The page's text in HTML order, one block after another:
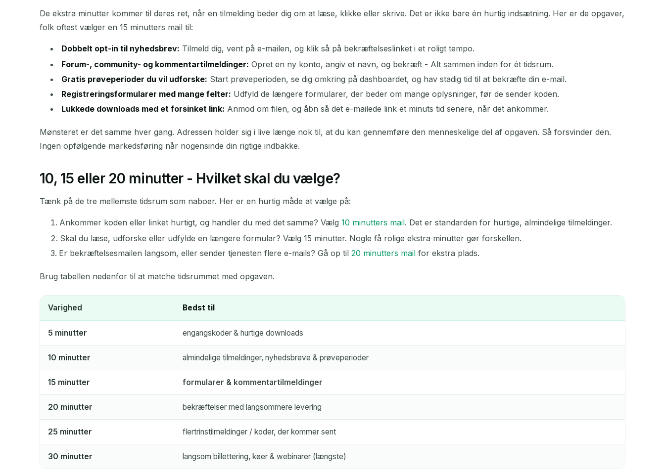
De ekstra minutter kommer til deres ret, når en tilmelding beder dig om at læse, klikke eller skrive. Det er ikke bare én hurtig indsætning. Her er de opgaver,
folk oftest vælger en 15 minutters mail til:
Dobbelt opt-in til nyhedsbrev: Tilmeld dig, vent på e-mailen, og klik så på bekræftelseslinket i et roligt tempo.
Forum-, community- og kommentartilmeldinger: Opret en ny konto, angiv et navn, og bekræft - Alt sammen inden for ét tidsrum.
Gratis prøveperioder du vil udforske: Start prøveperioden, se dig omkring på dashboardet, og hav stadig tid til at bekræfte din e-mail.
Registreringsformularer med mange felter: Udfyld de længere formularer, der beder om mange oplysninger, før de sender koden.
Lukkede downloads med et forsinket link: Anmod om filen, og åbn så det e-mailede link et minuts tid senere, når det ankommer.
Mønsteret er det samme hver gang. Adressen holder sig i live længe nok til, at du kan gennemføre den menneskelige del af opgaven. Så forsvinder den.
Ingen opfølgende markedsføring når nogensinde din rigtige indbakke.
10, 15 eller 20 minutter - Hvilket skal du vælge?
Tænk på de tre mellemste tidsrum som naboer. Her er en hurtig måde at vælge på:
Ankommer koden eller linket hurtigt, og handler du med det samme? Vælg10 minutters mail. Det er standarden for hurtige, almindelige tilmeldinger.
Skal du læse, udforske eller udfylde en længere formular? Vælg 15 minutter. Nogle få rolige ekstra minutter gør forskellen.
Er bekræftelsesmailen langsom, eller sender tjenesten flere e-mails? Gå op til20 minutters mail for ekstra plads.
Brug tabellen nedenfor til at matche tidsrummet med opgaven.
Varighed Bedst til
5 minutter engangskoder & hurtige downloads
10 minutter almindelige tilmeldinger, nyhedsbreve & prøveperioder
15 minutter formularer & kommentartilmeldinger
20 minutter bekræftelser med langsommere levering
25 minutter flertrinstilmeldinger / koder, der kommer sent
30 minutter langsom billettering, køer & webinarer (længste)